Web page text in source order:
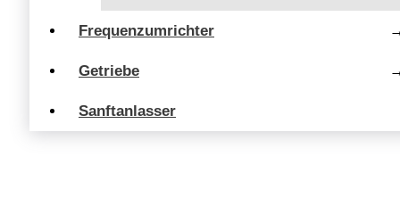
Frequenzumrichter
Getriebe
Sanftanlasser